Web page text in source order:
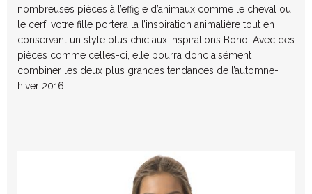
nombreuses pièces à l’effigie d’animaux comme le cheval ou
le cerf, votre fille portera la l’inspiration animalière tout en
conservant un style plus chic aux inspirations Boho. Avec des
pièces comme celles-ci, elle pourra donc aisément
combiner les deux plus grandes tendances de l’automne-
hiver 2016!